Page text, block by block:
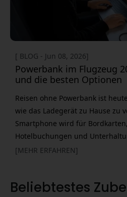
[ BLOG - Jun 08, 2026]
Powerbank im Flugzeug
und die besten Optionen
Reisen ohne Powerbank ist
wie das Ladegerät zu Hause zu
Smartphone wird für
Hotelbuchungen und
muss der Akku unterwegs oft
Fluggesellschaften und
[MEHR ERFAHREN]
Beliebtestes